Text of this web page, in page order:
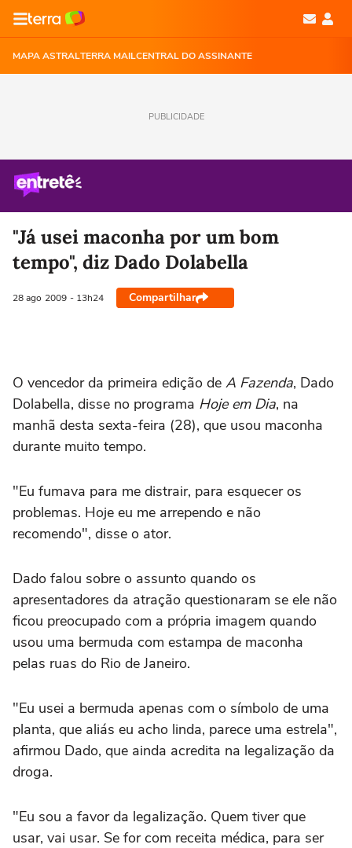
MAPA ASTRALTERRA MAILCENTRAL DO ASSINANTE
PUBLICIDADE
"Já usei maconha por um bom
tempo", diz Dado Dolabella
28 ago 2009 - 13h24 Compartilhar
O vencedor da primeira edição de A Fazenda, Dado
Dolabella, disse no programa Hoje em Dia, na
manhã desta sexta-feira (28), que usou maconha
durante muito tempo.
"Eu fumava para me distrair, para esquecer os
problemas. Hoje eu me arrependo e não
recomendo", disse o ator.
Dado falou sobre o assunto quando os
apresentadores da atração questionaram se ele não
ficou preocupado com a própria imagem quando
usou uma bermuda com estampa de maconha
pelas ruas do Rio de Janeiro.
"Eu usei a bermuda apenas com o símbolo de uma
planta, que aliás eu acho linda, parece uma estrela",
afirmou Dado, que ainda acredita na legalização da
droga.
"Eu sou a favor da legalização. Quem tiver que
usar, vai usar. Se for com receita médica, para ser